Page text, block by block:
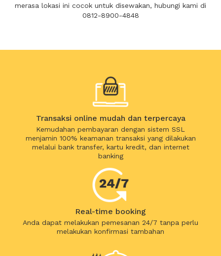
merasa lokasi ini cocok untuk disewakan, hubungi kami di
0812-8900-4848
Transaksi online mudah dan terpercaya
Kemudahan pembayaran dengan sistem SSL
menjamin 100% keamanan transaksi yang dilakukan
melalui bank transfer, kartu kredit, dan internet
banking
Real-time booking
Anda dapat melakukan pemesanan 24/7 tanpa perlu
melakukan konfirmasi tambahan